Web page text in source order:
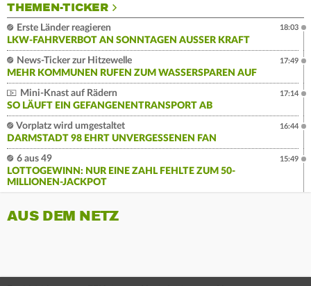
THEMEN-TICKER
Erste Länder reagieren
LKW-FAHRVERBOT AN SONNTAGEN AUSSER KRAFT
18:03
News-Ticker zur Hitzewelle
MEHR KOMMUNEN RUFEN ZUM WASSERSPAREN AUF
17:49
Mini-Knast auf Rädern
SO LÄUFT EIN GEFANGENENTRANSPORT AB
17:14
Vorplatz wird umgestaltet
DARMSTADT 98 EHRT UNVERGESSENEN FAN
16:44
6 aus 49
LOTTOGEWINN: NUR EINE ZAHL FEHLTE ZUM 50-
MILLIONEN-JACKPOT
15:49
AUS DEM NETZ